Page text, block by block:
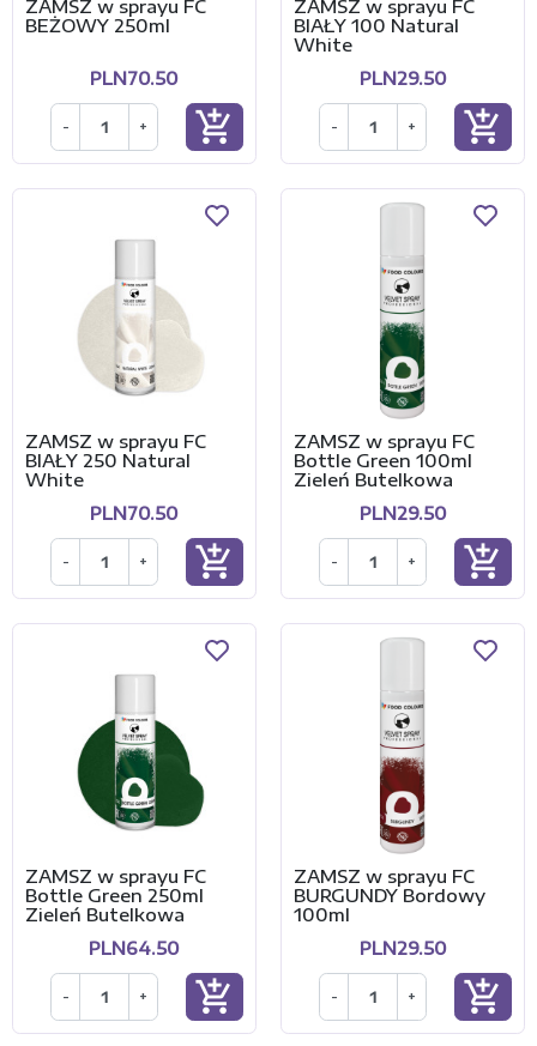
ZAMSZ w sprayu FC
BEŻOWY 250ml
PLN70.50
- + add_shopping_cart
ZAMSZ w sprayu FC
BIAŁY 100 Natural
White
PLN29.50
- + add_shopping_cart
ZAMSZ w sprayu FC
BIAŁY 250 Natural
White
PLN70.50
- + add_shopping_cart
ZAMSZ w sprayu FC
Bottle Green 100ml
Zieleń Butelkowa
PLN29.50
- + add_shopping_cart
ZAMSZ w sprayu FC
Bottle Green 250ml
Zieleń Butelkowa
PLN64.50
- + add_shopping_cart
ZAMSZ w sprayu FC
BURGUNDY Bordowy
100ml
PLN29.50
- + add_shopping_cart